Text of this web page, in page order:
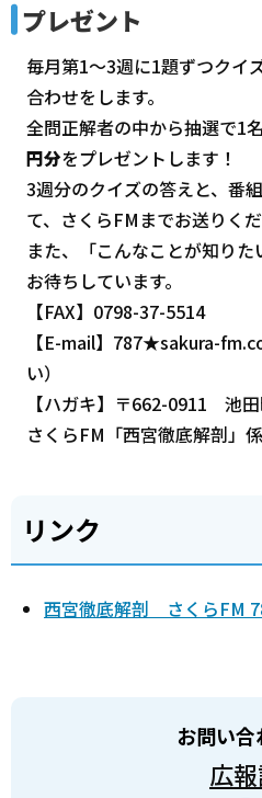
プレゼント
毎月第1～3週に1題ずつクイ
合わせをします。
全問正解者の中から抽選で1名
円分をプレゼントします！
3週分のクイズの答えと、番
て、さくらFMまでお送りくだ
また、「こんなことが知り
お待ちしています。
【FAX】0798-37-5514
【E-mail】787★sakura-
い）
【ハガキ】〒662-0911 池
さくらFM「西宮徹底解剖」係
リンク
西宮徹底解剖 さくらFM
お問い合
広